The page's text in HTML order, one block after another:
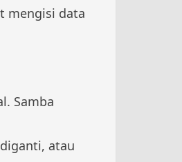
mengisi data
Samba
atau